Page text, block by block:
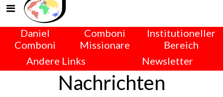
Daniel
Comboni
Comboni
Missionare
Institutioneller
Bereich
Andere Links
Newsletter
Nachrichten